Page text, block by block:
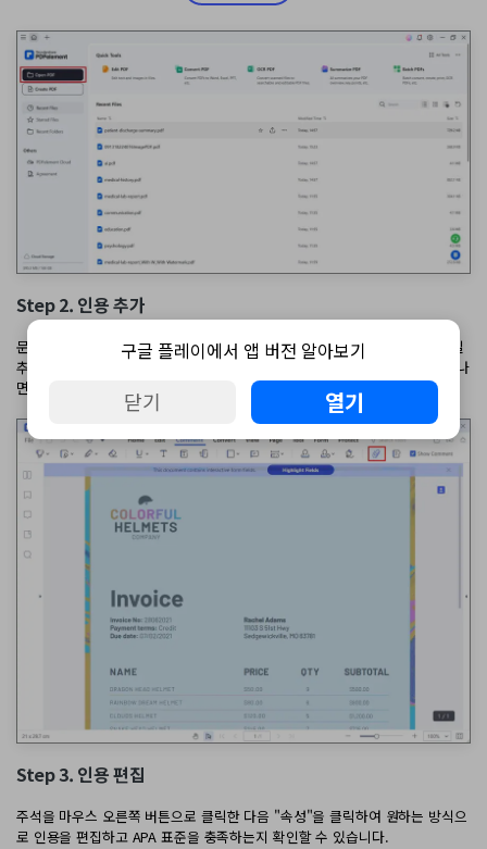
Step 2. 인용 추가
문서가 열리면 인용을 추가 할 페이지로 이동합니다. 이제 "댓글"> "첨부 파일
추가"를 클릭한 다음 인용을 추가할 위치를 클릭합니다. 그런 다음 창이 나타나
면 첨부할 인용을 선택하고 "열기"를 클릭할 수 있습니다.
Step 3. 인용 편집
주석을 마우스 오른쪽 버튼으로 클릭한 다음 "속성"을 클릭하여 원하는 방식으
로 인용을 편집하고 APA 표준을 충족하는지 확인할 수 있습니다.
구글 플레이에서 앱 버전 알아보기
닫기 열기